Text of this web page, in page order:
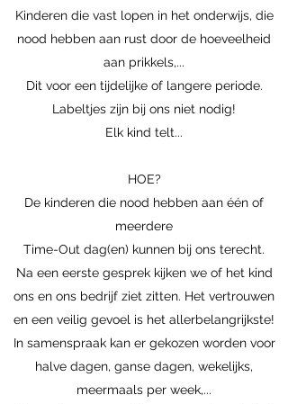
Kinderen die vast lopen in het onderwijs, die
nood hebben aan rust door de hoeveelheid
aan prikkels,...
Dit voor een tijdelijke of langere periode.
Labeltjes zijn bij ons niet nodig!
Elk kind telt...
HOE?
De kinderen die nood hebben aan één of
meerdere
Time-Out dag(en) kunnen bij ons terecht.
Na een eerste gesprek kijken we of het kind
ons en ons bedrijf ziet zitten. Het vertrouwen
en een veilig gevoel is het allerbelangrijkste!
In samenspraak kan er gekozen worden voor
halve dagen, ganse dagen, wekelijks,
meermaals per week,...